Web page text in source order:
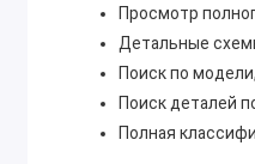
Просмотр
Детальные
Поиск по
Поиск деталей
Полная